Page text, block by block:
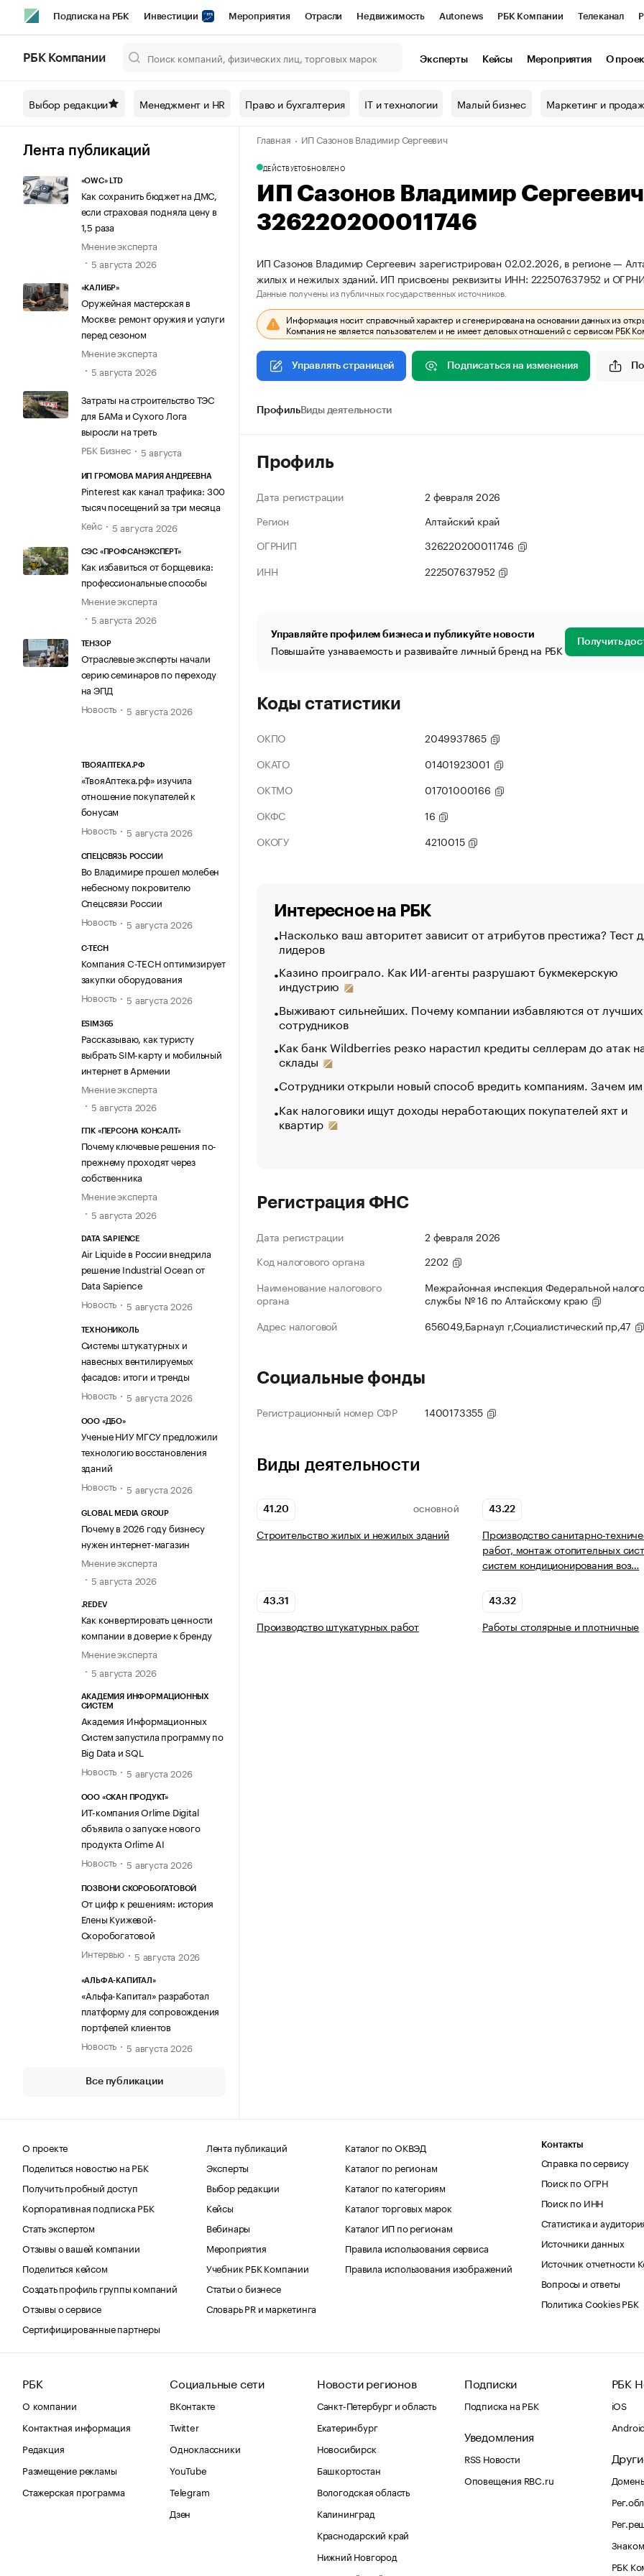
Подписка на РБК Инвестиции Мероприятия Отрасли Недвижимость Autonews РБК Компании Телеканал
Спецпроекты СПб Конференции СПб Спецпроекты Проверка контрагентов
Технологии и медиа Рынок наличной валюты
РБК Компании Эксперты Кейсы Мероприятия О
Выбор редакции Менеджмент и HR Право и бухгалтерия IT и технологии Малый бизнес Маркетинг и
Лента публикаций
«OWC» LTD
Как сохранить бюджет на ДМС,
если страховая подняла цену в
1,5 раза
Мнение эксперта
5 августа 2026
«КАЛИБР»
Оружейная мастерская в
Москве: ремонт оружия и услуги
перед сезоном
Мнение эксперта
5 августа 2026
Затраты на строительство ТЭС
для БАМа и Сухого Лога
выросли на треть
РБК Бизнес
5 августа
ИП ГРОМОВА МАРИЯ АНДРЕЕВНА
Pinterest как канал трафика: 300
тысяч посещений за три месяца
Кейс
5 августа 2026
СЭС «ПРОФСАНЭКСПЕРТ»
Как избавиться от борщевика:
профессиональные способы
Мнение эксперта
5 августа 2026
ТЕНЗОР
Отраслевые эксперты начали
серию семинаров по переходу
на ЭПД
Новость
5 августа 2026
ТВОЯАПТЕКА.РФ
«ТвояАптека.рф» изучила
отношение покупателей к
бонусам
Новость
5 августа 2026
СПЕЦСВЯЗЬ РОССИИ
Во Владимире прошел молебен
небесному покровителю
Спецсвязи России
Новость
5 августа 2026
C-TECH
Компания C-TECH оптимизирует
закупки оборудования
Новость
5 августа 2026
ESIM365
Рассказываю, как туристу
выбрать SIM-карту и мобильный
интернет в Армении
Мнение эксперта
5 августа 2026
ГПК «ПЕРСОНА КОНСАЛТ»
Почему ключевые решения по-
прежнему проходят через
собственника
Мнение эксперта
5 августа 2026
DATA SAPIENCE
Air Liquide в России внедрила
решение Industrial Ocean от
Data Sapience
Новость
5 августа 2026
ТЕХНОНИКОЛЬ
Системы штукатурных и
навесных вентилируемых
фасадов: итоги и тренды
Новость
5 августа 2026
ООО «ДБО»
Ученые НИУ МГСУ предложили
технологию восстановления
зданий
Новость
5 августа 2026
GLOBAL MEDIA GROUP
Почему в 2026 году бизнесу
нужен интернет-магазин
Мнение эксперта
5 августа 2026
.REDEV
Как конвертировать ценности
компании в доверие к бренду
Мнение эксперта
5 августа 2026
АКАДЕМИЯ ИНФОРМАЦИОННЫХ
СИСТЕМ
Академия Информационных
Систем запустила программу по
Big Data и SQL
Новость
5 августа 2026
ООО «СКАН ПРОДУКТ»
ИТ-компания Orlime Digital
объявила о запуске нового
продукта Orlime AI
Новость
5 августа 2026
ПОЗВОНИ СКОРОБОГАТОВОЙ
От цифр к решениям: история
Елены Куижевой-
Скоробогатовой
Интервью
5 августа 2026
«АЛЬФА-КАПИТАЛ»
«Альфа-Капитал» разработал
платформу для сопровождения
портфелей клиентов
Новость
5 августа 2026
Все публикации
Главная ИП Сазонов Владимир Сергеевич
ДЕЙСТВУЕТОБНОВЛЕНО
ИП Сазонов Владимир
326220200011746
ИП Сазонов Владимир Сергеевич зарегистрирован 02.02.2026, в регионе —
жилых и нежилых зданий. ИП присвоены реквизиты ИНН: 222507637952 и
Данные получены из публичных государственных источников.
Информация носит справочный характер и сгенерирована на основании данных из
Компания не является пользователем и не имеет деловых отношений с сервисом РБК
Управлять страницей Подписаться на изменения
ПрофильВиды деятельности
Профиль
Дата регистрации
2 февраля 2026
Регион
Алтайский край
ОГРНИП
326220200011746
ИНН
222507637952
Управляйте профилем бизнеса и публикуйте новости
Повышайте узнаваемость и развивайте личный бренд на РБК Получить
Коды статистики
ОКПО
2049937865
ОКАТО
01401923001
ОКТМО
01701000166
ОКФС
16
ОКОГУ
4210015
Интересное на РБК
Насколько ваш авторитет зависит от атрибутов престижа? Тест
лидеров
Казино проиграло. Как ИИ-агенты разрушают букмекерскую
индустрию
Выживают сильнейших. Почему компании избавляются от лучших
сотрудников
Как банк Wildberries резко нарастил кредиты селлерам до атак
склады
Сотрудники открыли новый способ вредить компаниям. Зачем
Как налоговики ищут доходы неработающих покупателей яхт и
квартир
Регистрация ФНС
Дата регистрации
2 февраля 2026
Код налогового органа
2202
Наименование налогового
органа
Межрайонная инспекция Федеральной
службы № 16 по Алтайскому краю
Адрес налоговой
656049,Барнаул г,Социалистический пр,47
Социальные фонды
Регистрационный номер СФР 1400173355
Виды деятельности
41.20 ОСНОВНОЙ
Строительство жилых и нежилых зданий
43.22
Производство санитарно-
работ, монтаж отопительных
систем кондиционирования воз…
43.31
Производство штукатурных работ
43.32
Работы столярные и плотничные
О проекте
Поделиться новостью на РБК
Получить пробный доступ
Корпоративная подписка РБК
Стать экспертом
Отзывы о вашей компании
Поделиться кейсом
Создать профиль группы компаний
Отзывы о сервисе
Сертифицированные партнеры
Лента публикаций
Эксперты
Выбор редакции
Кейсы
Вебинары
Мероприятия
Учебник РБК Компании
Статьи о бизнесе
Словарь PR и маркетинга
Каталог по ОКВЭД
Каталог по регионам
Каталог по категориям
Каталог торговых марок
Каталог ИП по регионам
Правила использования сервиса
Правила использования изображений
Контакты
Справка по сервису
Поиск по ОГРН
Поиск по ИНН
Статистика и
Источники данных
Источник отчетности
Вопросы и ответы
Политика Cookies РБК
РБК
О компании
Контактная информация
Редакция
Размещение рекламы
Стажерская программа
Социальные сети
ВКонтакте
Twitter
Одноклассники
YouTube
Telegram
Дзен
Новости регионов
Санкт-Петербург и область
Екатеринбург
Новосибирск
Башкортостан
Вологодская область
Калининград
Краснодарский край
Нижний Новгород
Подписки
Подписка на РБК
Уведомления
RSS Новости
Оповещения RBC.ru
РБК
iOS
РБК